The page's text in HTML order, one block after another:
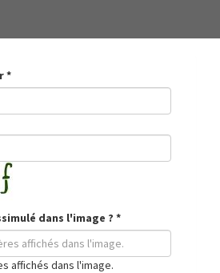
*
dans l'image ? *
affichés dans l'image.